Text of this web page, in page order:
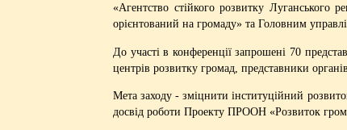
«Агентство стійкого розвитку
орієнтований на громаду» та Головним
До участі в конференції запрошені 70
центрів розвитку громад, представники
Мета заходу - зміцнити інституційний
досвід роботи Проекту ПРООН «Розвиток